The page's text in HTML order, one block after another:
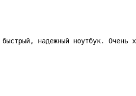
надежный ноутбук. Очень